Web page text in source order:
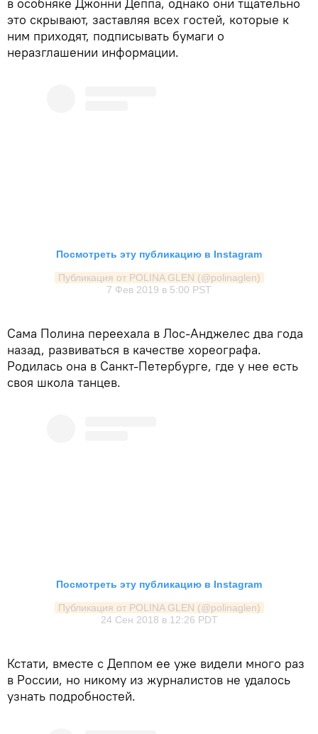
это скрывают, заставляя всех гостей, которые к
ним приходят, подписывать бумаги о
неразглашении информации.
Посмотреть эту публикацию в Instagram
Публикация от POLINA GLEN (@polinaglen)
7 Фев 2019 в 5:00 PST
Сама Полина переехала в Лос-Анджелес два года
назад, развиваться в качестве хореографа.
Родилась она в Санкт-Петербурге, где у нее есть
своя школа танцев.
Посмотреть эту публикацию в Instagram
Публикация от POLINA GLEN (@polinaglen)
24 Сен 2018 в 12:26 PDT
Кстати, вместе с Деппом ее уже видели много раз
в России, но никому из журналистов не удалось
узнать подробностей.